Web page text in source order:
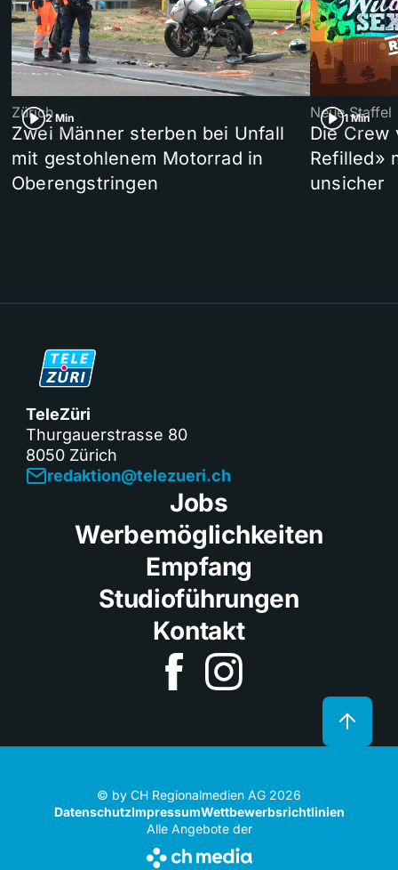
2 Min
Zürich
Zwei Männer sterben bei Unfall
mit gestohlenem Motorrad in
Oberengstringen
1 Min
Neue Staffel
Die Crew
Refilled»
unsicher
TeleZüri
Thurgauerstrasse 80
8050 Zürich
redaktion@telezueri.ch
Jobs
Werbemöglichkeiten
Empfang
Studioführungen
Kontakt
© by CH Regionalmedien AG 2026
DatenschutzImpressumWettbewerbsrichtlinien
Alle Angebote der